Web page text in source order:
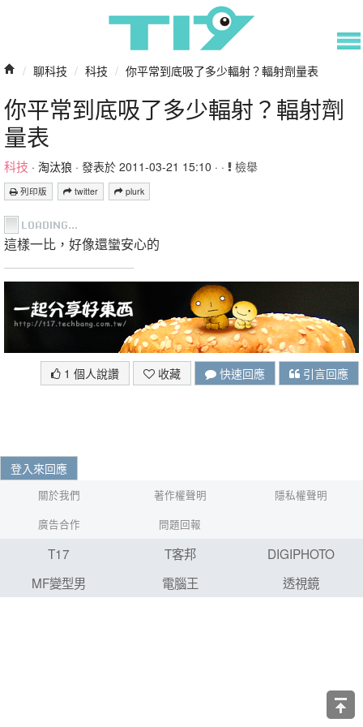
/ 聊科技 / 科技 / 你平常到底吸了多少輻射？輻射劑量表
你平常到底吸了多少輻射？輻射劑
量表
科技 · 淘汰狼 · 發表於 2011-03-21 15:10 · · 檢舉
列印版 twitter plurk
這樣一比，好像還蠻安心的
1 個人說讚 收藏 快速回應 引言回應
登入來回應
關於我們 著作權聲明
隱私權聲明
廣告合作
問題回報
T17 T客邦
DIGIPHOTO
MF變型男
電腦王 透視鏡